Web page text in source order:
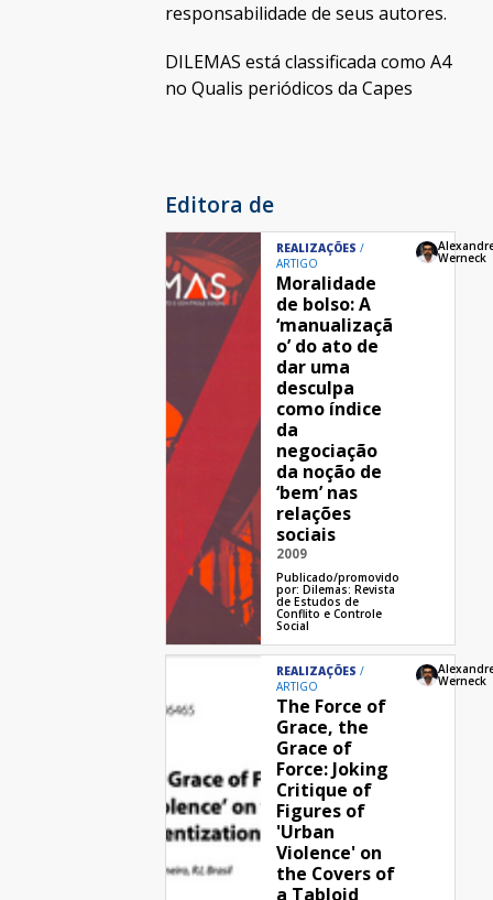
responsabilidade de seus autores.
DILEMAS está classificada como A4
no Qualis periódicos da Capes
Editora de
REALIZAÇÕES
ARTIGO
Moralidade
de bolso: A
‘manualizaçã
o’ do ato de
dar uma
desculpa
como índice
da
negociação
da noção de
‘bem’ nas
relações
sociais
2009
Publicado/promovido
por:Dilemas: Revista
de Estudos de
Conflito e Controle
Social
Werneck
REALIZAÇÕES
ARTIGO
The Force of
Grace, the
Grace of
Force: Joking
Critique of
Figures of
'Urban
Violence' on
the Covers of
a Tabloid
Werneck